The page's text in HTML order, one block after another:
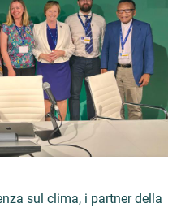
sul clima, i partner della